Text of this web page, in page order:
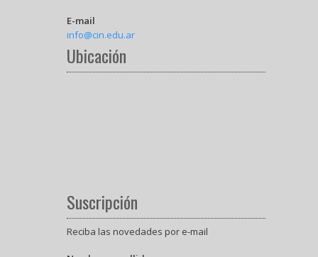
E-mail
info@cin.edu.ar
Ubicación
Suscripción
Reciba las novedades por e-mail